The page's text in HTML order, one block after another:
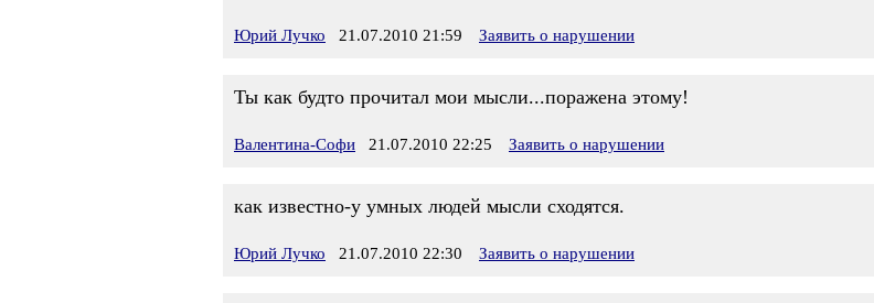
Юрий Лучко 21.07.2010 21:59 Заявить о нарушении
Ты как будто прочитал мои мысли...поражена этому!
Валентина-Софи 21.07.2010 22:25 Заявить о нарушении
как известно-у умных людей мысли сходятся.
Юрий Лучко 21.07.2010 22:30 Заявить о нарушении